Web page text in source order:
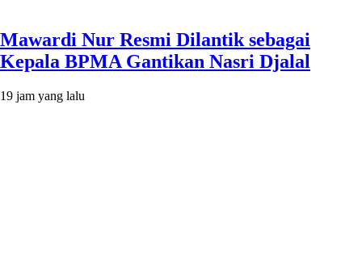
Mawardi Nur Resmi Dilantik sebagai
Kepala BPMA Gantikan Nasri Djalal
19 jam yang lalu